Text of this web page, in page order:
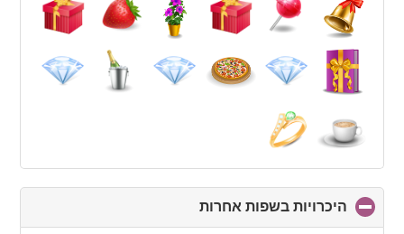
contents
היכרויות בשפות אחרות
to